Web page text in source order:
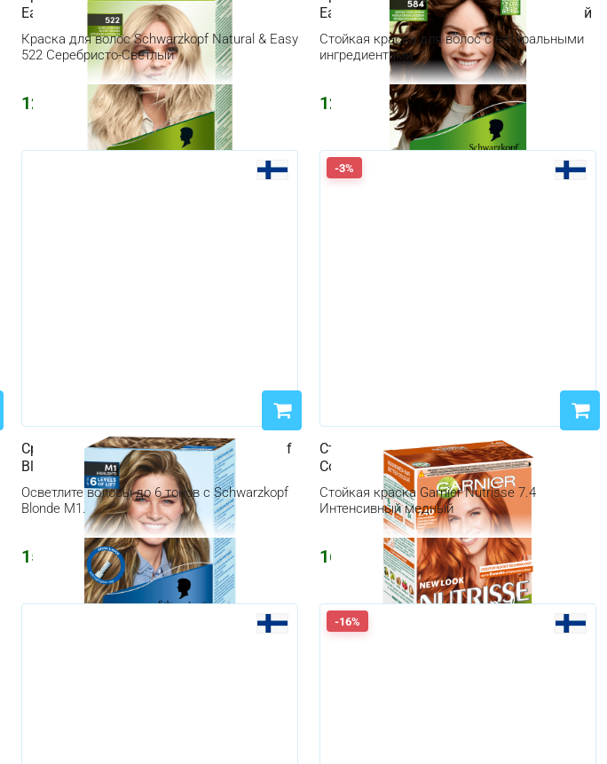
Easy 522 Серебристо-Светлый
Краска для волос Schwarzkopf Natural & Easy
522 Серебристо-Светлый
1245 1486₽
Easy 584 Мокко Шоколадно-коричневый
Стойкая краска для волос с натуральными
ингредиентами
1245
Средство для мелирования Schwarzkopf
Blonde M1 Highlights Super
Осветлите волосы до 6 тонов с Schwarzkopf
Blonde M1.
1556
-3%
Стойкая краска Garnier Nutrisse Ultra
Color 7.4 Интенсивный медный
Стойкая краска Garnier Nutrisse 7.4
Интенсивный медный
1603 1655₽
-16%